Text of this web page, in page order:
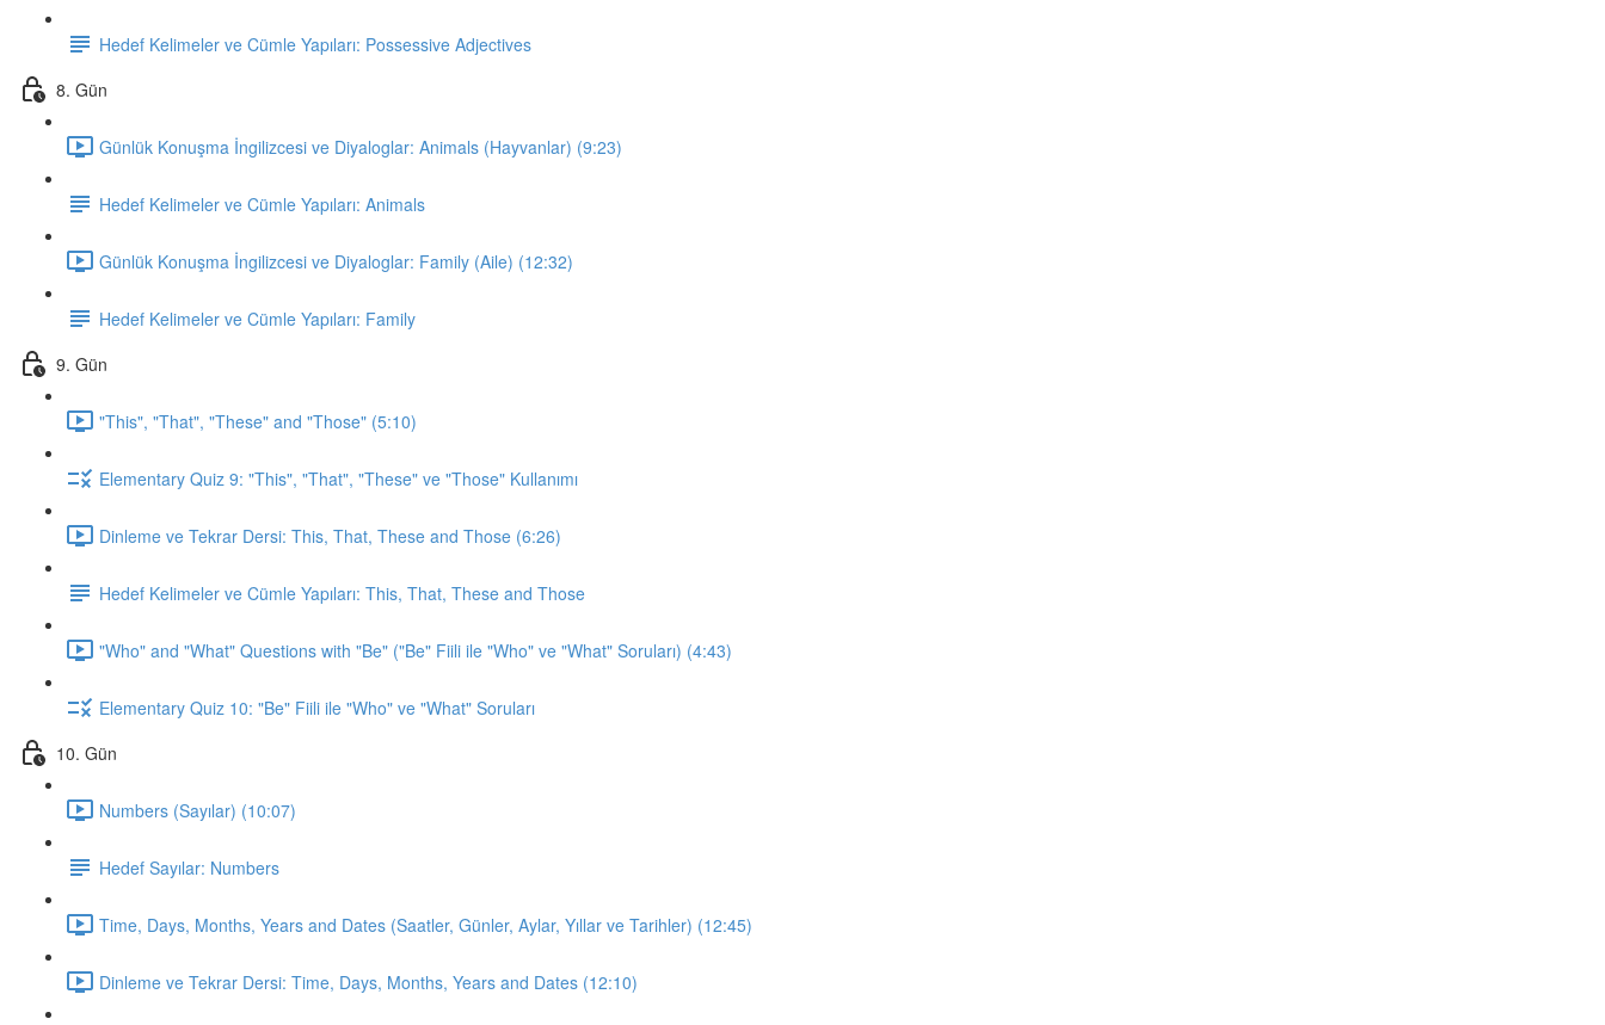
Hedef Kelimeler ve Cümle Yapıları: Possessive Adjectives
8. Gün
Günlük Konuşma İngilizcesi ve Diyaloglar: Animals (Hayvanlar) (9:23)
Hedef Kelimeler ve Cümle Yapıları: Animals
Günlük Konuşma İngilizcesi ve Diyaloglar: Family (Aile) (12:32)
Hedef Kelimeler ve Cümle Yapıları: Family
9. Gün
"This", "That", "These" and "Those" (5:10)
Elementary Quiz 9: "This", "That", "These" ve "Those" Kullanımı
Dinleme ve Tekrar Dersi: This, That, These and Those (6:26)
Hedef Kelimeler ve Cümle Yapıları: This, That, These and Those
"Who" and "What" Questions with "Be" ("Be" Fiili ile "Who" ve "What" Soruları) (4:43)
Elementary Quiz 10: "Be" Fiili ile "Who" ve "What" Soruları
10. Gün
Numbers (Sayılar) (10:07)
Hedef Sayılar: Numbers
Time, Days, Months, Years and Dates (Saatler, Günler, Aylar, Yıllar ve Tarihler) (12:45)
Dinleme ve Tekrar Dersi: Time, Days, Months, Years and Dates (12:10)